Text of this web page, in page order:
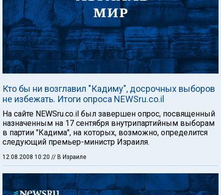
Кто бы ни возглавил "Кадиму", досрочных выборов
не избежать. Итоги опроса NEWSru.co.il
На сайте NEWSru.co.il был завершен опрос, посвященный
назначенным на 17 сентября внутрипартийным выборам
в партии "Кадима", на которых, возможно, определится
следующий премьер-министр Израиля.
12.08.2008 10:20 // В Израиле